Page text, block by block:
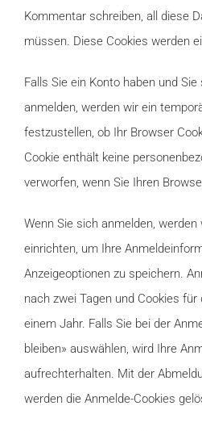
Kommentar schreiben, all diese
müssen. Diese Cookies werden
Falls Sie ein Konto haben und
anmelden, werden wir ein
festzustellen, ob Ihr Browser
Cookie enthält keine
verworfen, wenn Sie Ihren
Wenn Sie sich anmelden, werden
einrichten, um Ihre
Anzeigeoptionen zu speichern.
nach zwei Tagen und Cookies
einem Jahr. Falls Sie bei der
bleiben» auswählen, wird Ihre
aufrechterhalten. Mit der
werden die Anmelde-Cookies